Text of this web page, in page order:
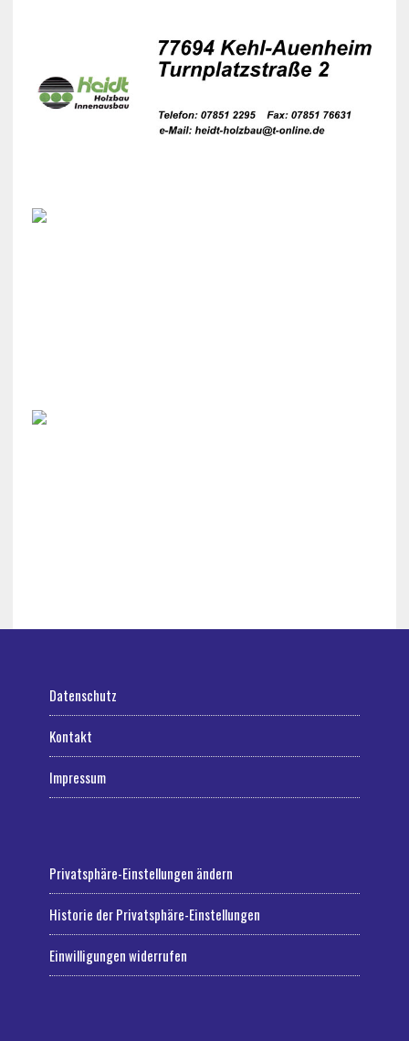
Datenschutz
Kontakt
Impressum
Privatsphäre-Einstellungen ändern
Historie der Privatsphäre-Einstellungen
Einwilligungen widerrufen